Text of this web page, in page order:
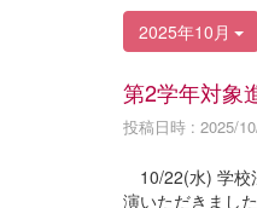
2025年10月
第2学年対象
投稿日時 : 2025/
10/22(水) 学校
演いただきまし